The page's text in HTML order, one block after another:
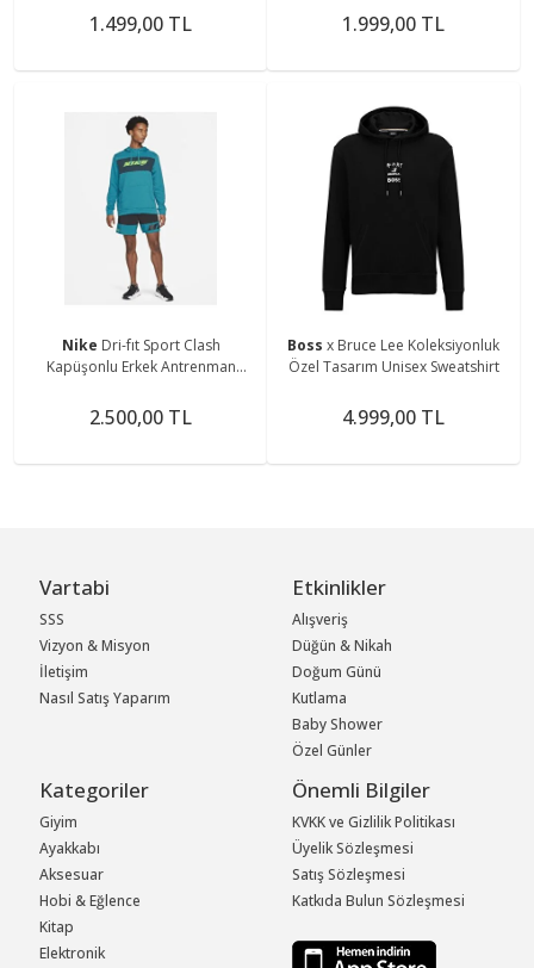
1.499,00 TL 1.999,00 TL
Nike Dri-fıt Sport Clash
Kapüşonlu Erkek Antrenman
2.500,00 TL
Boss x Bruce Lee Koleksiyonluk
Özel Tasarım Unisex Sweatshirt
4.999,00 TL
Vartabi
SSS
Vizyon & Misyon
İletişim
Nasıl Satış Yaparım
Etkinlikler
Alışveriş
Düğün & Nikah
Doğum Günü
Kutlama
Baby Shower
Özel Günler
Kategoriler
Giyim
Ayakkabı
Aksesuar
Hobi & Eğlence
Kitap
Elektronik
Önemli Bilgiler
KVKK ve Gizlilik Politikası
Üyelik Sözleşmesi
Satış Sözleşmesi
Katkıda Bulun Sözleşmesi